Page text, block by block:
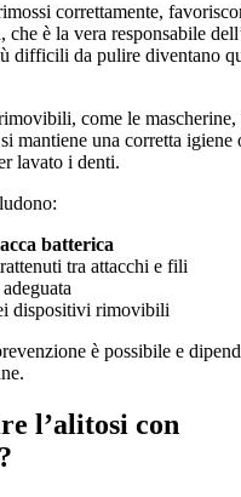
correttamente,
che è la vera responsabile
difficili da pulire diventano
come le mascherine,
mantiene una corretta igiene
lavato i denti.
batterica
tra attacchi e fili
dispositivi rimovibili
è possibile e
l’alitosi con